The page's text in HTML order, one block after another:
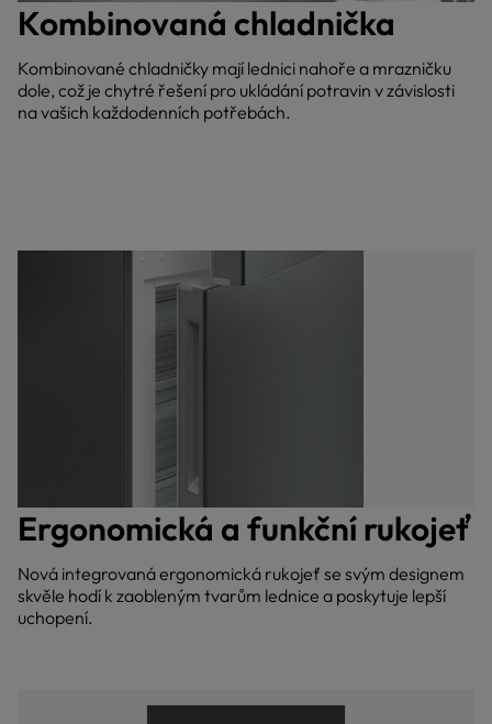
Kombinovaná chladnička
Kombinované chladničky mají lednici nahoře a mrazničku
dole, což je chytré řešení pro ukládání potravin v závislosti
na vašich každodenních potřebách.
Ergonomická a funkční rukojeť
Nová integrovaná ergonomická rukojeť se svým designem
skvěle hodí k zaobleným tvarům lednice a poskytuje lepší
uchopení.